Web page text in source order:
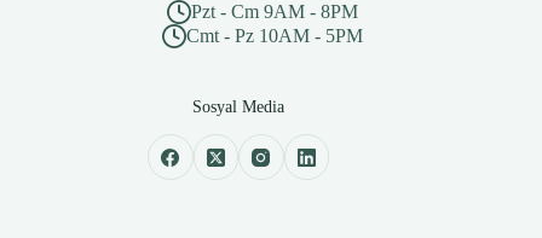
Pzt - Cm 9AM - 8PM
Cmt - Pz 10AM - 5PM
Sosyal Media